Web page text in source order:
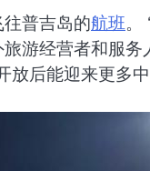
普吉岛的航班。
游经营者和服
放后能迎来更多